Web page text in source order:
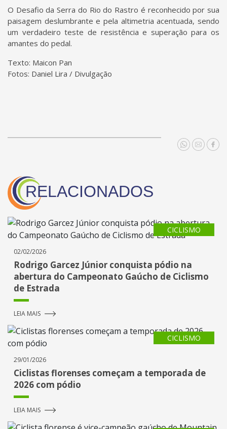
O Desafio da Serra do Rio do Rastro é reconhecido por sua
paisagem deslumbrante e pela altimetria acentuada, sendo
um verdadeiro teste de resistência e superação para os
amantes do pedal.
Texto: Maicon Pan
Fotos: Daniel Lira / Divulgação
RELACIONADOS
CICLISMO
02/02/2026
Rodrigo Garcez Júnior conquista pódio na
abertura do Campeonato Gaúcho de Ciclismo
de Estrada
LEIA MAIS
CICLISMO
29/01/2026
Ciclistas florenses começam a temporada de
2026 com pódio
LEIA MAIS